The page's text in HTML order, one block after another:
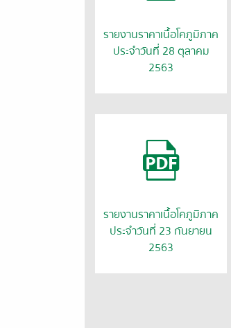
รายงานราคาเนื้อโคภูมิภาค
ประจำวันที่ 28 ตุลาคม
2563
รายงานราคาเนื้อโคภูมิภาค
ประจำวันที่ 23 กันยายน
2563